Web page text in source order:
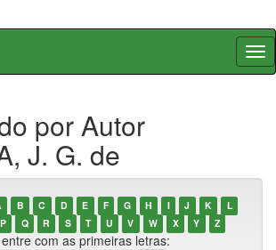
por Autor
J. G. de
B C D E F G H I J K
L
P Q R S T U V W X Y Z
com as primeiras letras: